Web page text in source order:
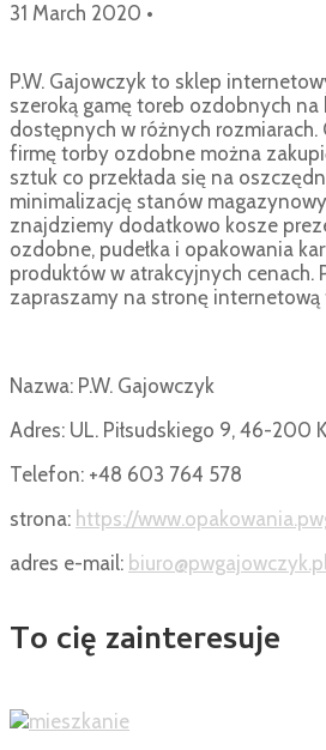
31 March 2020 •
P.W. Gajowczyk to sklep
szeroką gamę toreb ozdobnych na
dostępnych w różnych
firmę torby ozdobne można
sztuk co przekłada się na
minimalizację stanów
znajdziemy dodatkowo kosze
ozdobne, pudełka i opakowania
produktów w atrakcyjnych cenach.
zapraszamy na stronę internetową
Nazwa: P.W. Gajowczyk
Adres: UL. Piłsudskiego 9, 46-200
Telefon: +48 603 764 578
strona: https://
adres e-mail:
To cię zainteresuje